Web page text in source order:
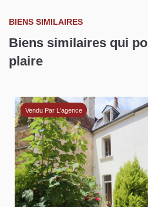
BIENS SIMILAIRES
Biens similaires qui
plaire
Vendu Par L'agence